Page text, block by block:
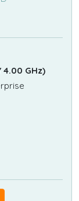
4.00 GHz)